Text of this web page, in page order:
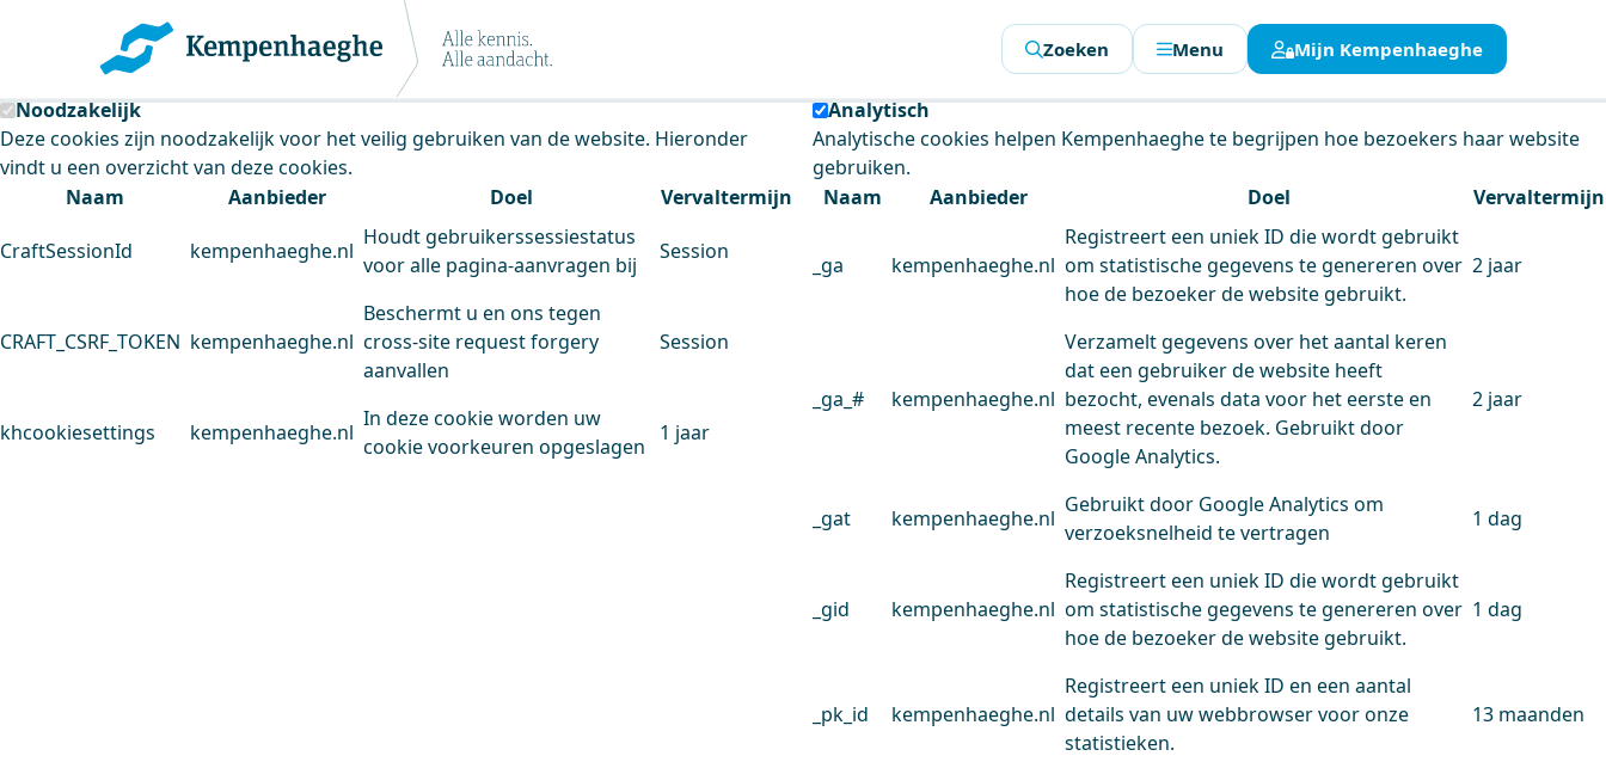
Kempenhaeghe maakt gebruik van cookies
Deze site plaatst cookies. Dit doen we om het gebruik van de website te analyseren en het gebruiksgemak te verbeteren.
Noodzakelijk
Deze cookies zijn noodzakelijk voor het veilig gebruiken van de website. Hieronder
vindt u een overzicht van deze cookies.
Naam
Aanbieder Doel Vervaltermijn
CraftSessionId kempenhaeghe.nl
Houdt gebruikerssessiestatus
voor alle pagina-aanvragen bij
Session
CRAFT_CSRF_TOKEN kempenhaeghe.nl
Beschermt u en ons tegen
cross-site request forgery
aanvallen
Session
khcookiesettings kempenhaeghe.nl
In deze cookie worden uw
cookie voorkeuren opgeslagen
1 jaar
Analytisch
Analytische cookies helpen Kempenhaeghe te begrijpen hoe bezoekers haar website
gebruiken.
Naam
Aanbieder Doel Vervaltermijn
_ga kempenhaeghe.nl
Registreert een uniek ID die wordt gebruikt
om statistische gegevens te genereren over
hoe de bezoeker de website gebruikt.
2 jaar
_ga_# kempenhaeghe.nl
Verzamelt gegevens over het aantal keren
dat een gebruiker de website heeft
bezocht, evenals data voor het eerste en
meest recente bezoek. Gebruikt door
Google Analytics.
2 jaar
_gat kempenhaeghe.nl
Gebruikt door Google Analytics om
verzoeksnelheid te vertragen
1 dag
_gid kempenhaeghe.nl
Registreert een uniek ID die wordt gebruikt
om statistische gegevens te genereren over
hoe de bezoeker de website gebruikt.
1 dag
_pk_id kempenhaeghe.nl
Registreert een uniek ID en een aantal
details van uw webbrowser voor onze
statistieken.
13 maanden
Zoeken Menu Mijn Kempenhaeghe